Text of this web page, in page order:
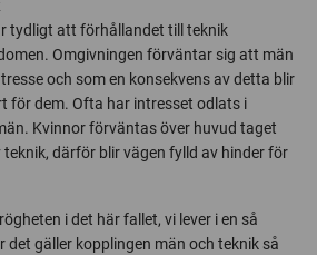
tydligt att förhållandet till teknik
Omgivningen förväntar sig att män
och som en konsekvens av detta blir
för dem. Ofta har intresset odlats i
Kvinnor förväntas över huvud taget
därför blir vägen fylld av hinder för
i det här fallet, vi lever i en så
det gäller kopplingen män och teknik så